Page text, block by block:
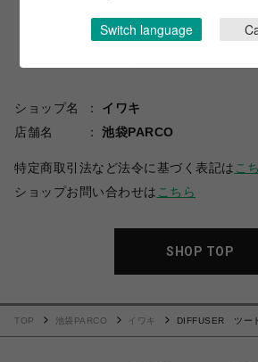
ショップ名
イワキ
店舗名
池袋PARCO
特定商取引法など法令に基づく表記は こ
ショップお問い合わせは こちら
SHOP TOP
TOP 池袋PARCO イワキ
DIFFUSER ツー
Switch language